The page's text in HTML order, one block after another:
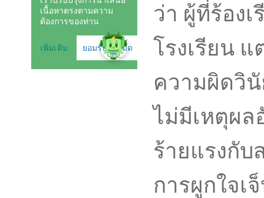
ว่า ผู้ที่ร้อง
โรงเรียน แ
ความผิดวิ
ไม่มีเหตุผล
ร้ายแรงกับ
การผูกใจเ